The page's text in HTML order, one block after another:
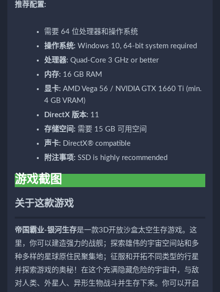
推荐配置:
需要 64 位处理器和操作系统
操作系统: Windows 10, 64-bit system required
处理器: Quad-Core 3 GHz or better
内存: 16 GB RAM
显卡: AMD Vega 56 / NVIDIA GTX 1660 Ti (min.
4 GB VRAM)
DirectX 版本: 11
存储空间: 需要 15 GB 可用空间
声卡: DirectX® compatible
附注事项: SSD is highly recommended
游戏截图
关于这款游戏
帝国霸业-银河生存是一款3D开放沙盒太空生存游戏。这
里，你可以建造强力的战舰；探索雄伟的宇宙空间站和多
种多样的星球原住民聚集地；征服和开拓不同类型的行星
并探索游戏的奥秘！在这个充满隐藏危险的宇宙中，与敌
对人类、外星人、异形生物战斗并生存下来。你可以开启